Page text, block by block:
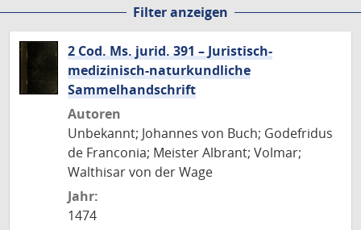
Filter anzeigen
2 Cod. Ms. jurid. 391 – Juristisch-
medizinisch-naturkundliche
Sammelhandschrift
Autoren
Unbekannt; Johannes von Buch; Godefridus
de Franconia; Meister Albrant; Volmar;
Walthisar von der Wage
Jahr:
1474